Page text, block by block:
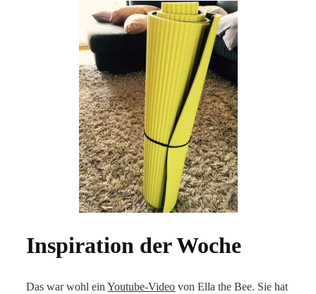
Inspiration der Woche
Das war wohl einYoutube-Video von Ella the Bee. Sie hat